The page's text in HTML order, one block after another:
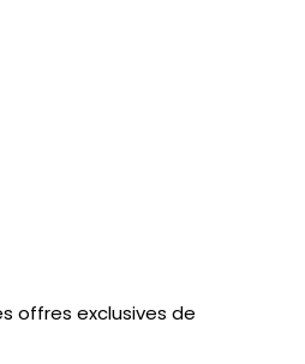
offres exclusives de